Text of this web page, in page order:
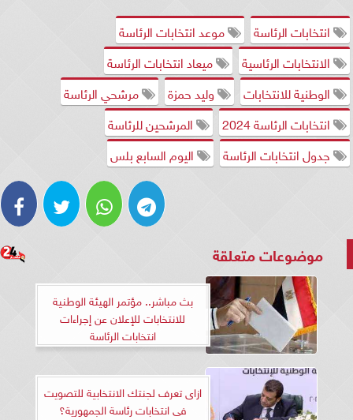
انتخابات الرئاسة
موعد انتخابات الرئاسة
الانتخابات الرئاسية
ميعاد انتخابات الرئاسة
الوطنية للانتخابات
وليد حمزة
مرشحي الرئاسة
انتخابات الرئاسة 2024
المرشحين للرئاسة
جدول انتخابات الرئاسة
اليوم السابع بلس
موضوعات متعلقة
بث مباشر.. مؤتمر الهيئة الوطنية
للانتخابات للإعلان عن إجراءات
انتخابات الرئاسة
ازاى تعرف لجنتك الانتخابية للتصويت
فى انتخابات رئاسة الجمهورية؟